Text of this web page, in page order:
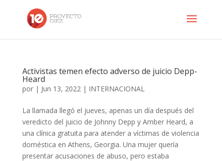
Activistas temen efecto adverso de juicio Depp-
Heard
por | Jun 13, 2022| INTERNACIONAL
La llamada llegó el jueves, apenas un día después del
veredicto del juicio de Johnny Depp y Amber Heard, a
una clínica gratuita para atender a víctimas de violencia
doméstica en Athens, Georgia. Una mujer quería
presentar acusaciones de abuso, pero estaba